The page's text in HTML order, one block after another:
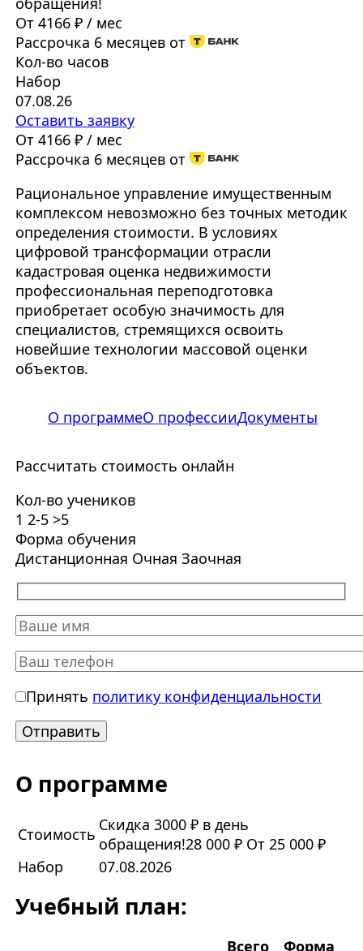
От 4166 ₽ / мес
Рассрочка 6 месяцев от
Кол-во часов
Набор
07.08.26
Оставить заявку
От 4166 ₽ / мес
Рассрочка 6 месяцев от
Рациональное управление имущественным
комплексом невозможно без точных методик
определения стоимости. В условиях
цифровой трансформации отрасли
кадастровая оценка недвижимости
профессиональная переподготовка
приобретает особую значимость для
специалистов, стремящихся освоить
новейшие технологии массовой оценки
объектов.
О программеО профессииДокументы
Рассчитать стоимость онлайн
Кол-во учеников
1 2-5 >5
Форма обучения
Дистанционная Очная Заочная
Принять политику конфиденциальности
О программе
Стоимость Скидка 3000 ₽ в день
обращения!28 000 ₽ От 25 000 ₽
Набор
07.08.2026
Учебный план:
Всего
Форма